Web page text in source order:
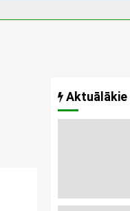
Aktuālākie